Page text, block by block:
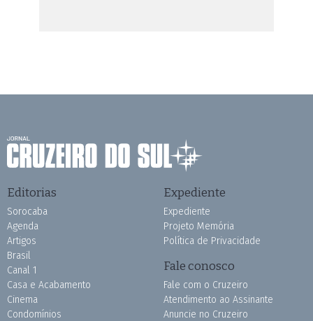
Editorias
Sorocaba
Agenda
Artigos
Brasil
Canal 1
Casa e Acabamento
Cinema
Condomínios
Expediente
Expediente
Projeto Memória
Política de Privacidade
Fale conosco
Fale com o Cruzeiro
Atendimento ao Assinante
Anuncie no Cruzeiro